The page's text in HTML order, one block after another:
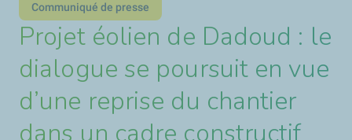
Communiqué de presse
Projet éolien de Dadoud : le
dialogue se poursuit en vue
d’une reprise du chantier